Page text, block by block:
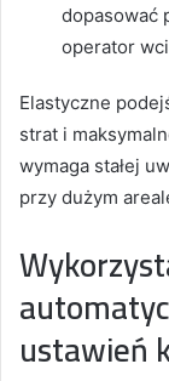
dopasować
operator
Elastyczne
strat i
wymaga stałej
przy dużym
ustawień